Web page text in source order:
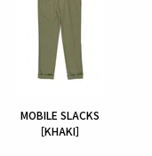
MOBILE SLACKS
［KHAKI］